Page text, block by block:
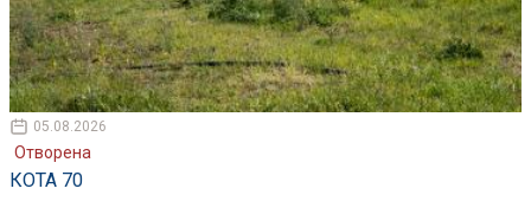
05.08.2026
Отворена
КОТА 70